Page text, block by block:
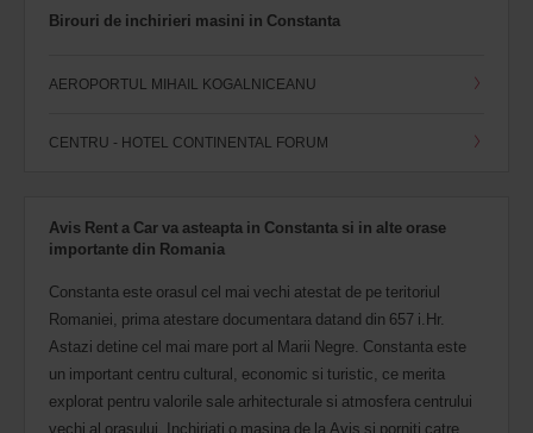
Birouri de inchirieri masini in Constanta
AEROPORTUL MIHAIL KOGALNICEANU
CENTRU - HOTEL CONTINENTAL FORUM
Avis Rent a Car va asteapta in Constanta si in alte orase
importante din Romania
Constanta este orasul cel mai vechi atestat de pe teritoriul
Romaniei, prima atestare documentara datand din 657 i.Hr.
Astazi detine cel mai mare port al Marii Negre. Constanta este
un important centru cultural, economic si turistic, ce merita
explorat pentru valorile sale arhitecturale si atmosfera centrului